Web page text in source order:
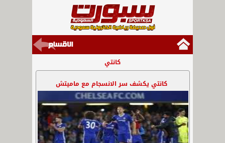
كانتي
كانتي يكشف سر الانسجام مع ماميتش